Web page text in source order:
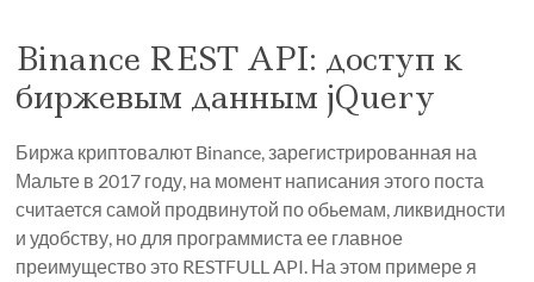
Binance REST API: доступ к
биржевым данным jQuery
Биржа криптовалют Binance, зарегистрированная на
Мальте в 2017 году, на момент написания этого поста
считается самой продвинутой по обьемам, ликвидности
и удобству, но для программиста ее главное
преимущество это RESTFULL API. На этом примере я